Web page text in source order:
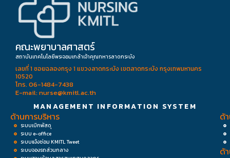
คณะพยาบาลศาสตร์
สถาบันเทคโนโลยีพระจอมเกล้าเจ้าคุณทหารลาดกระบัง
เลขที่ 1 ซอยฉลองกรุง 1 แขวงลาดกระบัง เขตลาดกระบัง กรุงเทพมหานคร
10520
โทร. 06-1484-7438
E-mail: nurse@kmitl.ac.th
MANAGEMENT INFORMATION SYSTEM
ด้านการบริหาร
ระบบเบิกพัสดุ
ระบบ e-office
ระบบแจ้งซ่อม KMITL Tweet
ระบบจองรถส่วนกลาง
ด้
ด้